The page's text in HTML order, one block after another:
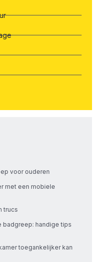
voor ouderen
met een mobiele
trucs
badgreep: handige tips
toegankelijker kan